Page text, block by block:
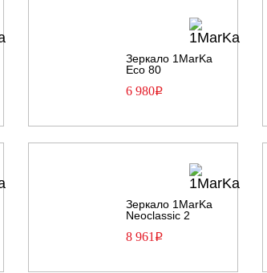
Зеркало 1MarKa
Eco 80
6 980Р
Зеркало 1MarKa
Neoclassic 2
8 961 Р